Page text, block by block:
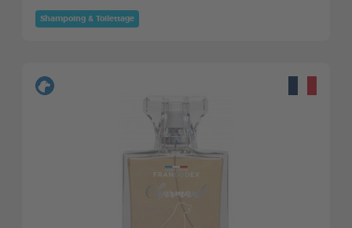
Shampoing & Toilettage